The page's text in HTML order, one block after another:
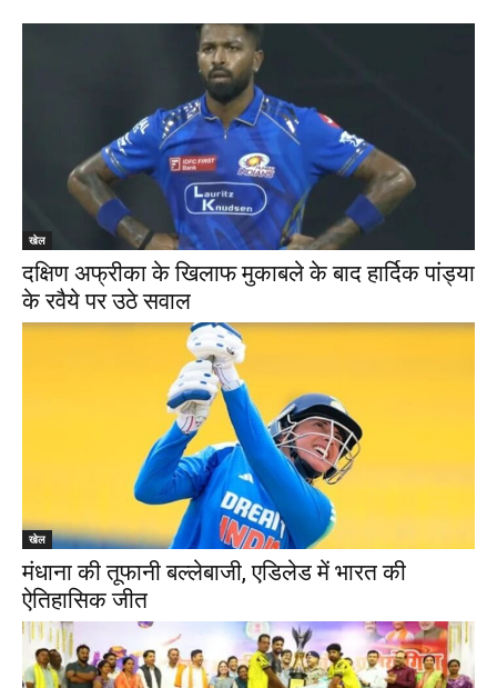
खेल
दक्षिण अफ्रीका के खिलाफ मुकाबले के बाद हार्दिक पांड्या
के रवैये पर उठे सवाल
खेल
मंधाना की तूफानी बल्लेबाजी, एडिलेड में भारत की
ऐतिहासिक जीत